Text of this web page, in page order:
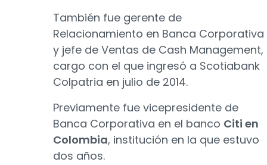
También fue gerente de
Relacionamiento en Banca Corporativa
y jefe de Ventas de Cash Management,
cargo con el que ingresó a Scotiabank
Colpatria en julio de 2014.
Previamente fue vicepresidente de
Banca Corporativa en el banco Citi en
Colombia, institución en la que estuvo
dos años.